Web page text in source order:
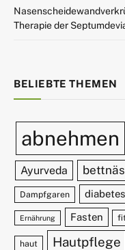
Therapie der
BELIEBTE THEMEN
abnehmen
Ayurveda
Dampfgaren diabetes
Ernährung Fasten
haut Hautpflege